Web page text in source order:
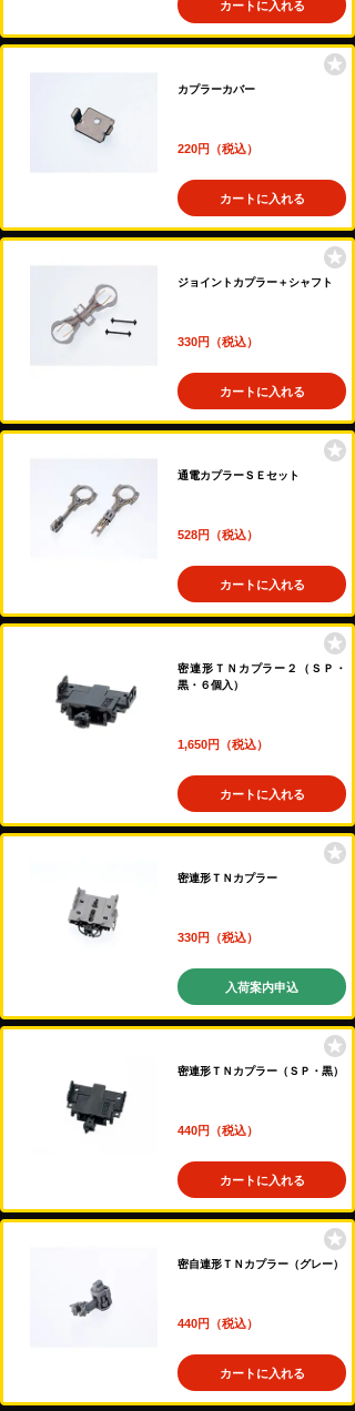
カートに入れる
カプラーカバー
220円（税込）
カートに入れる
ジョイントカプラー＋シャフト
330円（税込）
カートに入れる
通電カプラーＳＥセット
528円（税込）
カートに入れる
密連形ＴＮカプラー２（ＳＰ・
黒・６個入）
1,650円（税込）
カートに入れる
密連形ＴＮカプラー
330円（税込）
入荷案内申込
密連形ＴＮカプラー（ＳＰ・黒）
440円（税込）
カートに入れる
密自連形ＴＮカプラー（グレー）
440円（税込）
カートに入れる